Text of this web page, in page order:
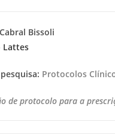
Bissoli
Lattes
Protocolos
de protocolo para a